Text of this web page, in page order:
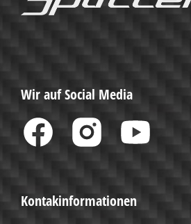
Wir auf Social Media
Kontakinformationen